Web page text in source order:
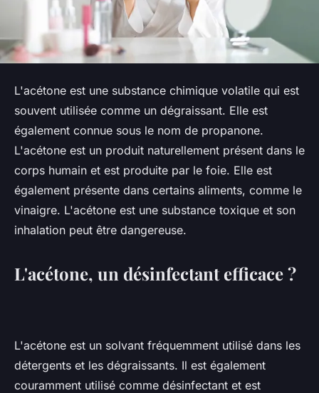
L'acétone est une substance chimique volatile qui est
souvent utilisée comme un dégraissant. Elle est
également connue sous le nom de propanone.
L'acétone est un produit naturellement présent dans le
corps humain et est produite par le foie. Elle est
également présente dans certains aliments, comme le
vinaigre. L'acétone est une substance toxique et son
inhalation peut être dangereuse.
L'acétone, un désinfectant efficace ?
L'acétone est un solvant fréquemment utilisé dans les
détergents et les dégraissants. Il est également
couramment utilisé comme désinfectant et est